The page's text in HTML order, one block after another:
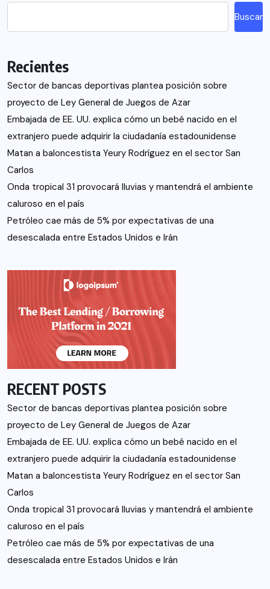
Buscar
Recientes
Sector de bancas deportivas plantea posición sobre
proyecto de Ley General de Juegos de Azar
Embajada de EE. UU. explica cómo un bebé nacido en el
extranjero puede adquirir la ciudadanía estadounidense
Matan a baloncestista Yeury Rodríguez en el sector San
Carlos
Onda tropical 31 provocará lluvias y mantendrá el ambiente
caluroso en el país
Petróleo cae más de 5% por expectativas de una
desescalada entre Estados Unidos e Irán
RECENT POSTS
Sector de bancas deportivas plantea posición sobre
proyecto de Ley General de Juegos de Azar
Embajada de EE. UU. explica cómo un bebé nacido en el
extranjero puede adquirir la ciudadanía estadounidense
Matan a baloncestista Yeury Rodríguez en el sector San
Carlos
Onda tropical 31 provocará lluvias y mantendrá el ambiente
caluroso en el país
Petróleo cae más de 5% por expectativas de una
desescalada entre Estados Unidos e Irán